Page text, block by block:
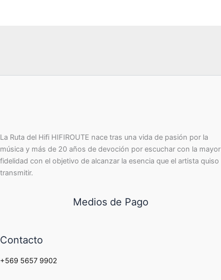
La Ruta del Hifi HIFIROUTE nace tras una vida de pasión por la
música y más de 20 años de devoción por escuchar con la mayor
fidelidad con el objetivo de alcanzar la esencia que el artista quiso
transmitir.
Medios de Pago
Contacto
+569 5657 9902